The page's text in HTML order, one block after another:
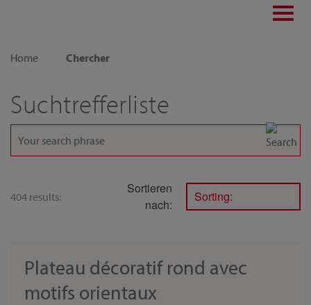
Home
Chercher
Suchtrefferliste
404 results:
Sortieren
nach:
Sorting:
Plateau décoratif rond avec
motifs orientaux